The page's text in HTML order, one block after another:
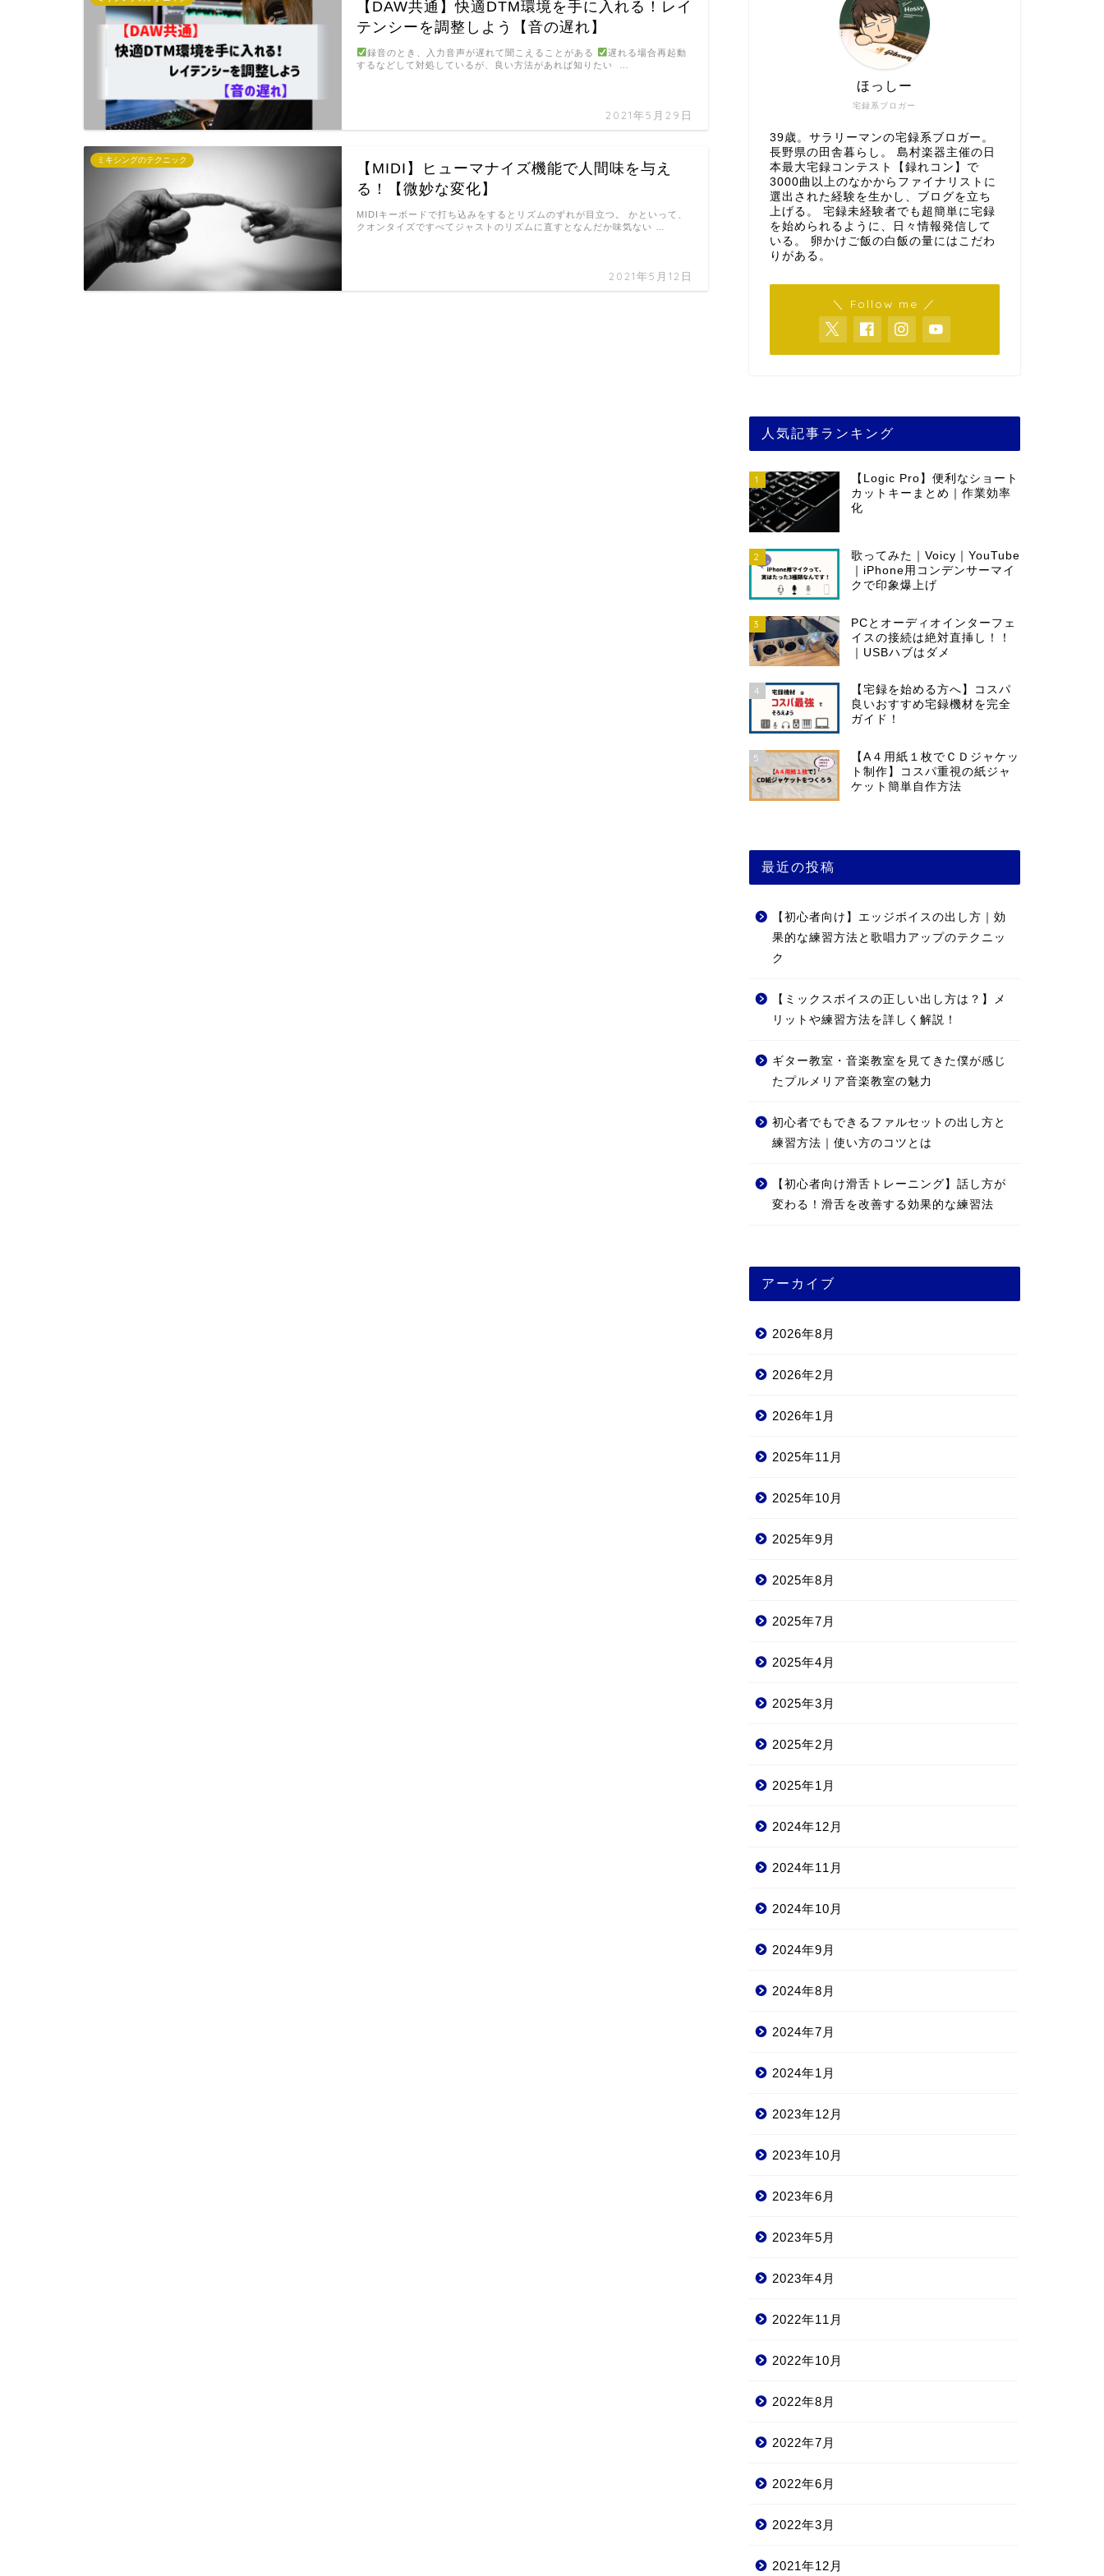
【DAW共通】快適DTM環境を手に入れる！レイ
テンシーを調整しよう【音の遅れ】
2021年5月29日
録音のとき、入力音声が遅れて聞こえることがある
遅れる場合再起動
するなどして対処しているが、良い方法があれば知りたい …
ミキシングのテクニック
【MIDI】ヒューマナイズ機能で人間味を与え
る！【微妙な変化】
2021年5月12日
MIDIキーボードで打ち込みをするとリズムのずれが目立つ。 かといって、
クオンタイズですべてジャストのリズムに直すとなんだか味気ない …
宅録系ブロガー
ほっしー
39歳。サラリーマンの宅録系ブロガー。
長野県の田舎暮らし。 島村楽器主催の日
本最大宅録コンテスト【録れコン】で
3000曲以上のなかからファイナリストに
選出された経験を生かし、ブログを立ち
上げる。 宅録未経験者でも超簡単に宅録
を始められるように、日々情報発信して
いる。 卵かけご飯の白飯の量にはこだわ
りがある。
＼ Follow me ／
人気記事ランキング
1
【Logic Pro】便利なショート
カットキーまとめ｜作業効率
化
2
歌ってみた｜Voicy｜YouTube
｜iPhone用コンデンサーマイ
クで印象爆上げ
3
PCとオーディオインターフェ
イスの接続は絶対直挿し！！
｜USBハブはダメ
4
【宅録を始める方へ】コスパ
良いおすすめ宅録機材を完全
ガイド！
5
【A４用紙１枚でＣＤジャケッ
ト制作】コスパ重視の紙ジャ
ケット簡単自作方法
最近の投稿
【初心者向け】エッジボイスの出し方｜効
果的な練習方法と歌唱力アップのテクニッ
ク
【ミックスボイスの正しい出し方は？】メ
リットや練習方法を詳しく解説！
ギター教室・音楽教室を見てきた僕が感じ
たプルメリア音楽教室の魅力
初心者でもできるファルセットの出し方と
練習方法｜使い方のコツとは
【初心者向け滑舌トレーニング】話し方が
変わる！滑舌を改善する効果的な練習法
アーカイブ
2026年8月
2026年2月
2026年1月
2025年11月
2025年10月
2025年9月
2025年8月
2025年7月
2025年4月
2025年3月
2025年2月
2025年1月
2024年12月
2024年11月
2024年10月
2024年9月
2024年8月
2024年7月
2024年1月
2023年12月
2023年10月
2023年6月
2023年5月
2023年4月
2022年11月
2022年10月
2022年8月
2022年7月
2022年6月
2022年3月
2021年12月